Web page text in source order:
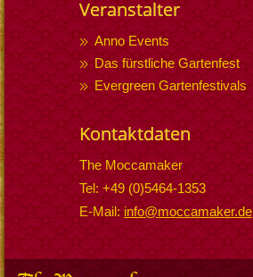
Veranstalter
Anno Events
Das fürstliche Gartenfest
Evergreen Gartenfestivals
Kontaktdaten
The Moccamaker
Tel: +49 (0)5464-1353
E-Mail: info@moccamaker.de